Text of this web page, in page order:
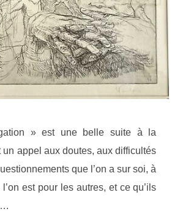
» est une belle suite à la
un appel aux doutes, aux difficultés
que l’on a sur soi, à
l’on est pour les autres, et ce qu’ils